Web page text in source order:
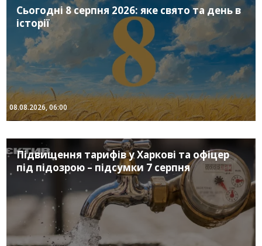
Сьогодні 8 серпня 2026: яке свято та день в
історії
08.08.2026, 06:00
Підвищення тарифів у Харкові та офіцер
під підозрою – підсумки 7 серпня